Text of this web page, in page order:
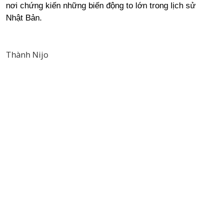
nơi chứng kiến những biến động to lớn trong lịch sử
Nhật Bản.
Thành Nijo